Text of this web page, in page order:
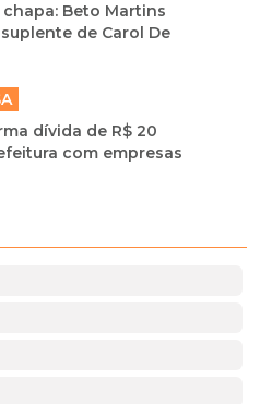
Beto Martins
de Carol De
dívida de R$ 20
com empresas